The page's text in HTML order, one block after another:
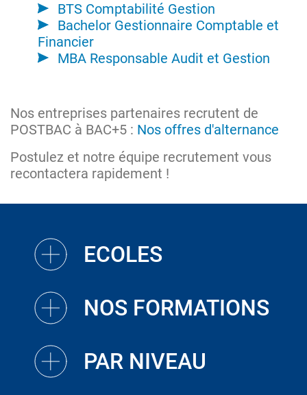
BTS Comptabilité Gestion
Bachelor Gestionnaire Comptable et
Financier
MBA Responsable Audit et Gestion
Nos entreprises partenaires recrutent de
POSTBAC à BAC+5 : Nos offres d'alternance
Postulez et notre équipe recrutement vous
recontactera rapidement !
ECOLES
NOS FORMATIONS
PAR NIVEAU